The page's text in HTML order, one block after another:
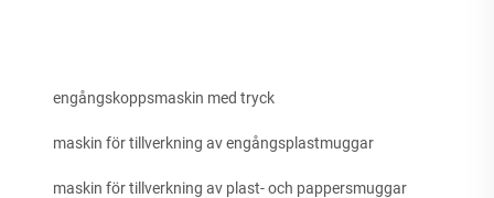
engångskoppsmaskin med tryck
maskin för tillverkning av engångsplastmuggar
maskin för tillverkning av plast- och pappersmuggar